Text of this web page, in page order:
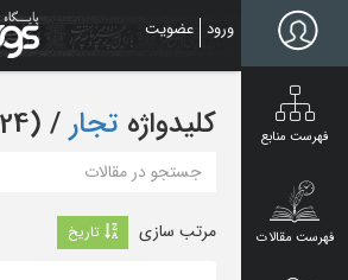
content
ورود عضویت
فهرست منابع
فهرست مقالات
کلیدواژه تجار‏/ (724 مقاله)
مرتب سازی تاریخ